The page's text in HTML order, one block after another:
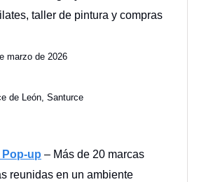
taller de pintura y compras
marzo de 2026
de León, Santurce
– Más de 20 marcas
reunidas en un ambiente